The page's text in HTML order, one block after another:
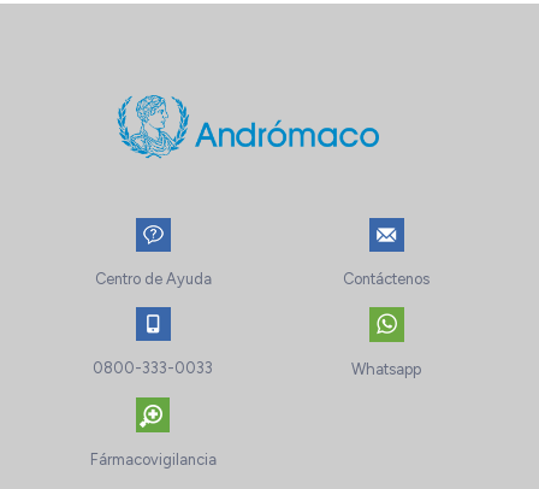
Centro de Ayuda Contáctenos
0800-333-0033 Whatsapp
Fármacovigilancia